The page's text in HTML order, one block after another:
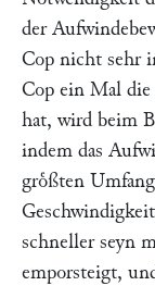
der
Cop nicht sehr
Cop ein Mal die
hat, wird beim
indem das
groͤßten
schneller seyn
emporsteigt,